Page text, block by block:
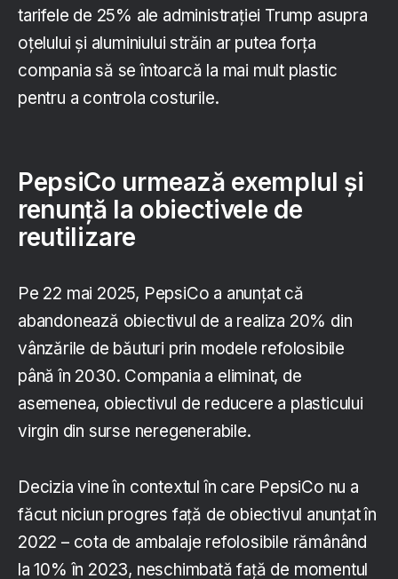
tarifele de 25% ale administrației Trump asupra
oțelului și aluminiului străin ar putea forța
compania să se întoarcă la mai mult plastic
pentru a controla costurile.
PepsiCo urmează exemplul și
renunță la obiectivele de
reutilizare
Pe 22 mai 2025, PepsiCo a anunțat că
abandonează obiectivul de a realiza 20% din
vânzările de băuturi prin modele refolosibile
până în 2030. Compania a eliminat, de
asemenea, obiectivul de reducere a plasticului
virgin din surse neregenerabile.
Decizia vine în contextul în care PepsiCo nu a
făcut niciun progres față de obiectivul anunțat în
2022 – cota de ambalaje refolosibile rămânând
la 10% în 2023, neschimbată față de momentul